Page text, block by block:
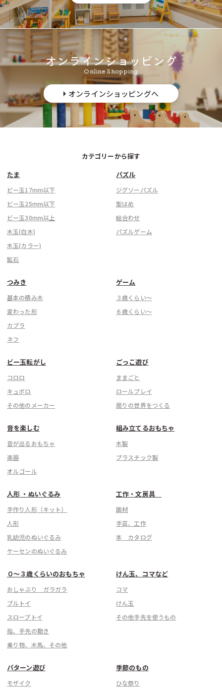
info@tsumikiya.jp
こちら
オンラインショッピング
Online Shopping
オンラインショッピングへ
カテゴリーから探す
たま
ビー玉17mm以下
ビー玉25mm以下
ビー玉30mm以上
木玉(白木)
木玉(カラー)
鉱石
パズル
ジグソーパズル
型はめ
絵合わせ
パズルゲーム
つみき
基本の積み木
変わった形
カプラ
ネフ
ゲーム
３歳くらい〜
６歳くらい〜
ビー玉転がし
コロロ
キュボロ
その他のメーカー
ごっこ遊び
ままごと
ロールプレイ
周りの世界をつくる
音を楽しむ
音が出るおもちゃ
楽器
オルゴール
組み立てるおもちゃ
木製
プラスチック製
人形 ・ぬいぐるみ
手作り人形（キット）
人形
乳幼児のぬいぐるみ
ケーセンのぬいぐるみ
工作・文房具
画材
手芸、工作
本 カタログ
０〜３歳くらいのおもちゃ
おしゃぶり ガラガラ
プルトイ
スロープトイ
指、手先の動き
乗り物、木馬、その他
けん玉、コマなど
コマ
けん玉
その他手先を使うもの
パターン遊び
モザイク
季節のもの
ひな祭り